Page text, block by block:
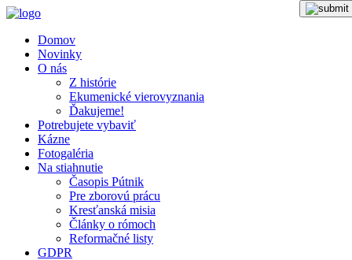
Domov
Novinky
O nás
Z histórie
Ekumenické vierovyznania
Ďakujeme!
Potrebujete vybaviť
Kázne
Fotogaléria
Na stiahnutie
Časopis Pútnik
Pre zborovú prácu
Kresťanská misia
Články o rómoch
Reformačné listy
GDPR